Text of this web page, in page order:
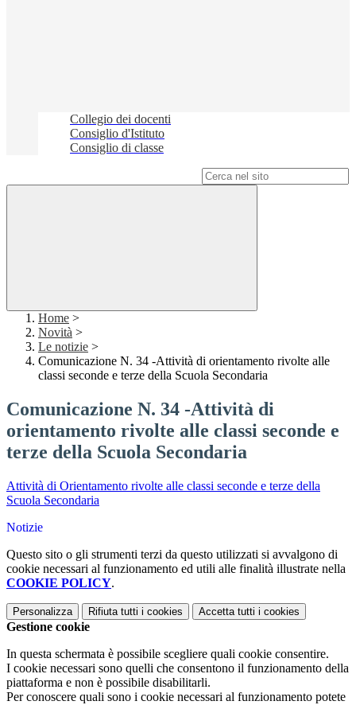
Collegio dei docenti
Consiglio d'Istituto
Consiglio di classe
Home >
Novità >
Le notizie >
Comunicazione N. 34 -Attività di orientamento rivolte alle
classi seconde e terze della Scuola Secondaria
Comunicazione N. 34 -Attività di
orientamento rivolte alle classi seconde e
terze della Scuola Secondaria
Attività di Orientamento rivolte alle classi seconde e terze della
Scuola Secondaria
Notizie
Questo sito o gli strumenti terzi da questo utilizzati si avvalgono di
cookie necessari al funzionamento ed utili alle finalità illustrate nella
COOKIE POLICY.
Personalizza Rifiuta tutti i cookies Accetta tutti i cookies
Gestione cookie
In questa schermata è possibile scegliere quali cookie consentire.
I cookie necessari sono quelli che consentono il funzionamento della
piattaforma e non è possibile disabilitarli.
Per conoscere quali sono i cookie necessari al funzionamento potete